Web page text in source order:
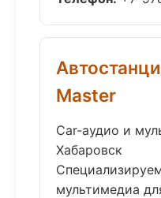
Master
Car-аудио и
Хабаровск
мультимедиа